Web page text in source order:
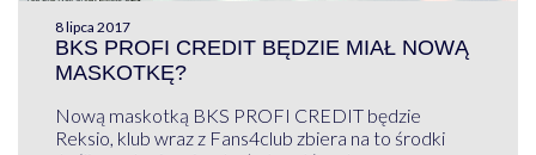
8 lipca 2017
BKS PROFI CREDIT BĘDZIE MIAŁ NOWĄ
MASKOTKĘ?
Nową maskotką BKS PROFI CREDIT będzie
Reksio, klub wraz z Fans4club zbiera na to środki